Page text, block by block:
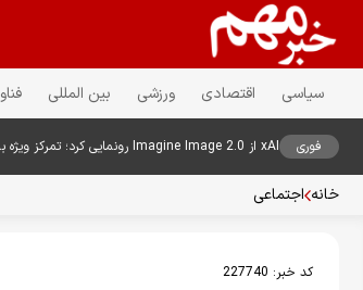
سیاسی اقتصادی ورزشی بین المللی
فوری xAI از Imagine Image 2.0 رونمایی کرد؛ تمرکز ویژه بر تایپوگرافی و ویرایش هوشمند تصاویر
خانه اجتماعی
کد خبر: 227740